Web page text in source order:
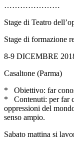
…………………
Stage di Teatro
Stage di formazione
8-9 DICEMBRE
Casaltone (Parma)
* Obiettivo: far
* Contenuti: per far
oppressioni del
senso ampio.
Sabato mattina si